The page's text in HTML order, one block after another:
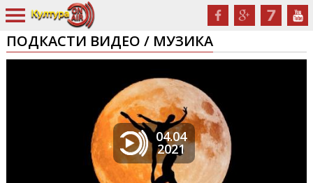
ПОДКАСТИ ВИДЕО / МУЗИКА
04.04
2021